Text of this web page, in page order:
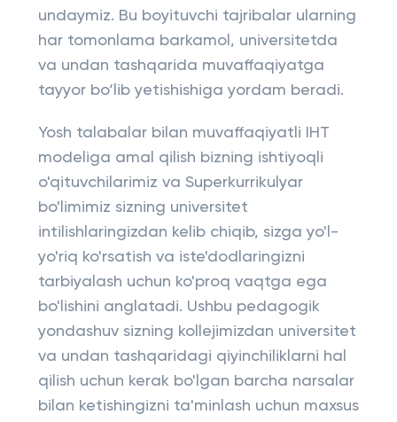
undaymiz. Bu boyituvchi tajribalar ularning
har tomonlama barkamol, universitetda
va undan tashqarida muvaffaqiyatga
tayyor bo‘lib yetishishiga yordam beradi.
Yosh talabalar bilan muvaffaqiyatli IHT
modeliga amal qilish bizning ishtiyoqli
o'qituvchilarimiz va Superkurrikulyar
bo'limimiz sizning universitet
intilishlaringizdan kelib chiqib, sizga yo'l-
yo'riq ko'rsatish va iste'dodlaringizni
tarbiyalash uchun ko'proq vaqtga ega
bo'lishini anglatadi. Ushbu pedagogik
yondashuv sizning kollejimizdan universitet
va undan tashqaridagi qiyinchiliklarni hal
qilish uchun kerak bo'lgan barcha narsalar
bilan ketishingizni ta'minlash uchun maxsus